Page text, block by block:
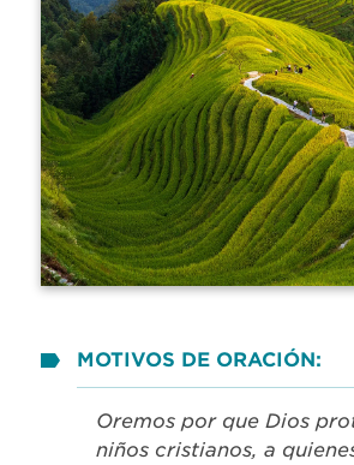
MOTIVOS DE ORACIÓN:
Oremos por que Dios
niños cristianos, a